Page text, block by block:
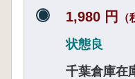
1,980 円 （
状態良
千葉倉庫在